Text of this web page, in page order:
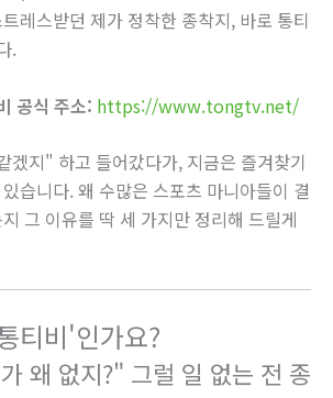
레스받던 제가 정착한 종착지, 바로 통티
.
공식 주소: https://www.tongtv.net/
겠지" 하고 들어갔다가, 지금은 즐겨찾기
습니다. 왜 수많은 스포츠 마니아들이 결
그 이유를 딱 세 가지만 정리해 드릴게
티비'인가요?
왜 없지?" 그럴 일 없는 전 종